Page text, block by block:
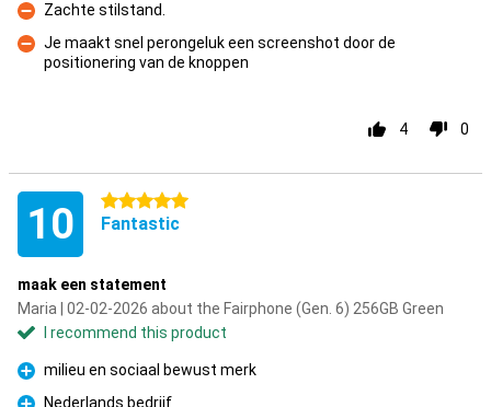
Con
Zachte stilstand.
Con
Je maakt snel perongeluk een screenshot door de
positionering van de knoppen
4 0
10 5 stars
Fantastic
maak een statement
Maria | 02-02-2026 about the Fairphone (Gen. 6) 256GB Green
I recommend this product
Pro
milieu en sociaal bewust merk
Nederlands bedrijf